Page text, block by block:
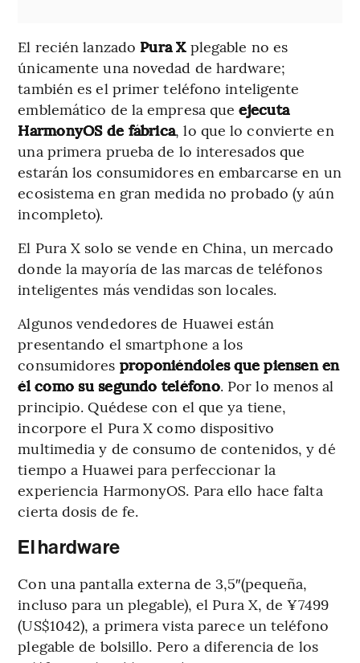
El recién lanzado Pura Xplegable no es
únicamente una novedad de hardware;
también es el primer teléfono inteligente
emblemático de la empresa queejecuta
HarmonyOS de fábrica, lo que lo convierte en
una primera prueba de lo interesados que
estarán los consumidores en embarcarse en un
ecosistema en gran medida no probado (y aún
incompleto).
El Pura X solo se vende en China, un mercado
donde la mayoría de las marcas de teléfonos
inteligentes más vendidas son locales.
Algunos vendedores de Huawei están
presentando el smartphone a los
consumidores proponiéndoles que piensen en
él como su segundo teléfono. Por lo menos al
principio. Quédese con el que ya tiene,
incorpore el Pura X como dispositivo
multimedia y de consumo de contenidos, y dé
tiempo a Huawei para perfeccionar la
experiencia HarmonyOS. Para ello hace falta
cierta dosis de fe.
El hardware
Con una pantalla externa de 3,5″(pequeña,
incluso para un plegable), el Pura X, de ¥7499
(US$1042), a primera vista parece un teléfono
plegable de bolsillo. Pero a diferencia de los